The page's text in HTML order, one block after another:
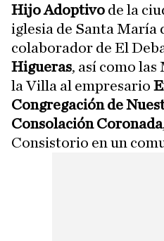
Hijo Adoptivo de la
iglesia de Santa María
colaborador de El
Higueras, así como
la Villa al empresario
Congregación de
Consolación Coronada
Consistorio en un